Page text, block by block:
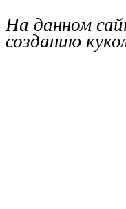
На данном
созданию